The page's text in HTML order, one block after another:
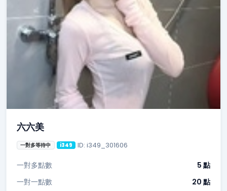
六六美
一對多等待中 i349 ID: i349_301606
一對多點數
5 點
一對一點數
20 點